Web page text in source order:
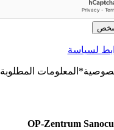
المطلوبة
OP-Zentrum